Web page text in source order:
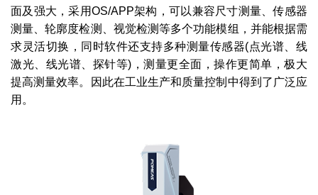
⾯及强⼤，采⽤OS/APP架构，可以兼容尺⼨测量、传感器
测量、轮廓度检测、视觉检测等多个功能模组，并能根据需
求灵活切换，同时软件还⽀持多种测量传感器(点光谱、线
激光、线光谱、探针等)，测量更全⾯，操作更简单，极⼤
提⾼测量效率。因此在工业生产和质量控制中得到了广泛应
用。